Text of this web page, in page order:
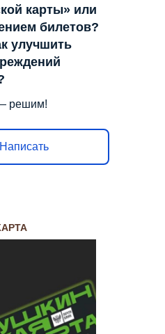
карты» или
билетов?
улучшить
решим!
Написать